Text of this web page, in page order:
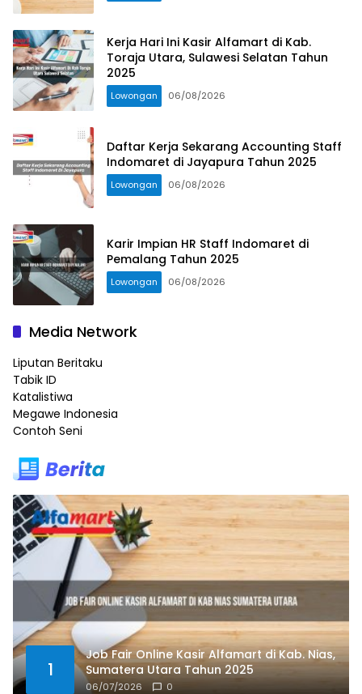
Kerja Hari Ini Kasir Alfamart di Kab.
Toraja Utara, Sulawesi Selatan Tahun
2025
Lowongan 06/08/2026
Daftar Kerja Sekarang Accounting Staff
Indomaret di Jayapura Tahun 2025
Lowongan 06/08/2026
Karir Impian HR Staff Indomaret di
Pemalang Tahun 2025
Lowongan 06/08/2026
Media Network
Liputan Beritaku
Tabik ID
Katalistiwa
Megawe Indonesia
Contoh Seni
1
Job Fair Online Kasir Alfamart di Kab. Nias,
Sumatera Utara Tahun 2025
06/07/2026 0